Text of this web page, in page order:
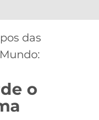
das
o